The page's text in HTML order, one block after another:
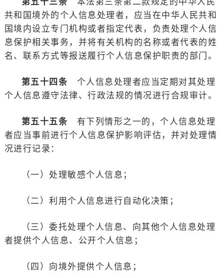
共和国境外的个人信息处理者，应当在中华人民共和
国境内设立专门机构或者指定代表，负责处理个人信
息保护相关事务，并将有关机构的名称或者代表的姓
名、联系方式等报送履行个人信息保护职责的部门。
第五十四条 个人信息处理者应当定期对其处理
个人信息遵守法律、行政法规的情况进行合规审计。
第五十五条 有下列情形之一的，个人信息处理
者应当事前进行个人信息保护影响评估，并对处理情
况进行记录：
（一）处理敏感个人信息；
（二）利用个人信息进行自动化决策；
（三）委托处理个人信息、向其他个人信息处理
者提供个人信息、公开个人信息；
（四）向境外提供个人信息；